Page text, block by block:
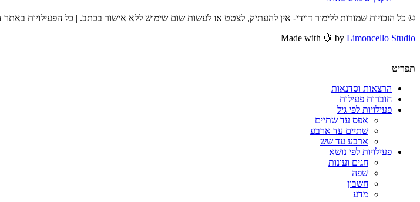
© כל הזכויות שמורות ללימור דוידי- אין להעתיק, לצטט או לעשות שום שימוש ללא אישור בכתב. | כל הפעילויות
Made with 🍋 by Limoncello Studio
תפריט
הרצאות וסדנאות
חוברות פעילות
פעילויות לפי גיל
אפס עד שתיים
שתיים עד ארבע
ארבע עד שש
פעילויות לפי נושא
חגים ועונות
שפה
חשבון
מדע